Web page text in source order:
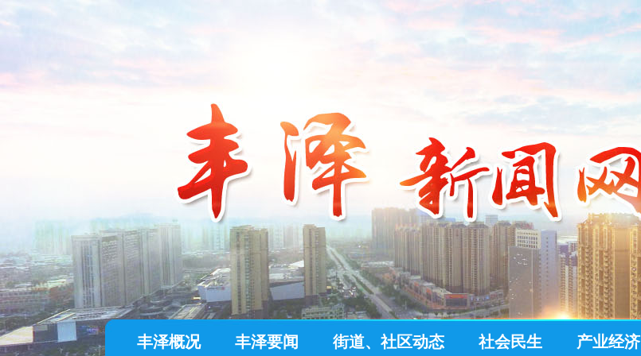
丰泽概况 丰泽要闻 街道、社区动态 社会民生 产业经济